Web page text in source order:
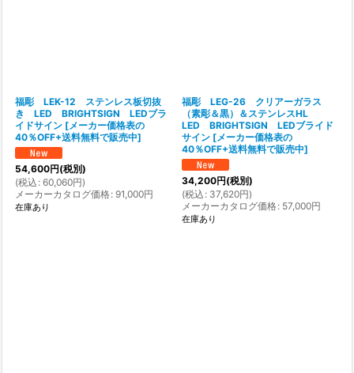
福彫 LEK-12 ステンレス板切抜
き LED BRIGHTSIGN LEDブラ
イドサイン [メーカー価格表の
40％OFF+送料無料で販売中]
54,600円(税別)
(税込 : 60,060円)
メーカーカタログ価格: 91,000円
在庫あり
福彫 LEG-26 クリアーガラス
（素彫＆黒）＆ステンレスHL
LED BRIGHTSIGN LEDブライド
サイン [メーカー価格表の
40％OFF+送料無料で販売中]
34,200円(税別)
(税込 : 37,620円)
メーカーカタログ価格: 57,000円
在庫あり